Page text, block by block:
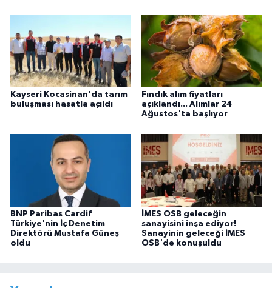
Kayseri Kocasinan'da tarım
buluşması hasatla açıldı
Fındık alım fiyatları
açıklandı... Alımlar 24
Ağustos'ta başlıyor
BNP Paribas Cardif
Türkiye'nin İç Denetim
Direktörü Mustafa Güneş
oldu
İMES OSB geleceğin
sanayisini inşa ediyor!
Sanayinin geleceği İMES
OSB'de konuşuldu